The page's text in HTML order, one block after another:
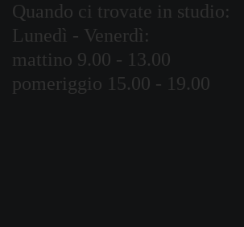
Quando ci trovate in studio:
Lunedì - Venerdì:
mattino 9.00 - 13.00
pomeriggio 15.00 - 19.00